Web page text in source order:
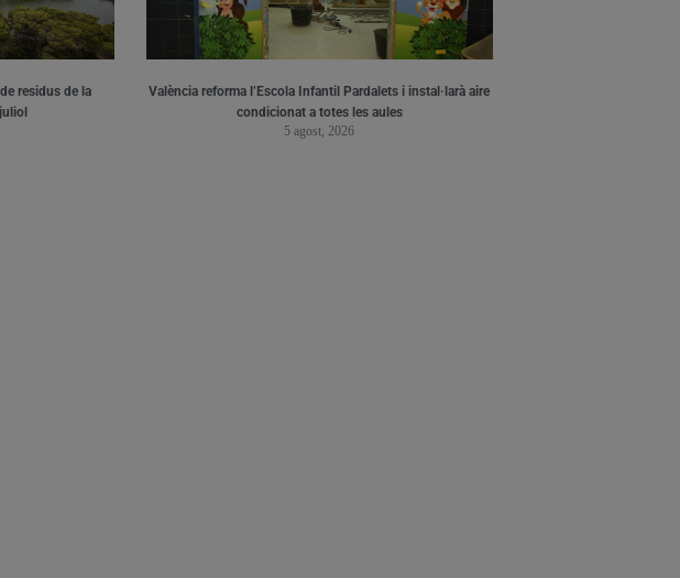
residus de la
València reforma l’Escola Infantil Pardalets i instal·larà aire
condicionat a totes les aules
5 agost, 2026